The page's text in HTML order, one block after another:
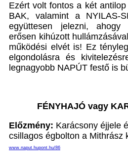
Ezért volt fontos a két
BAK, valamint a NYILAS-
együttesen jelezni,
erősen kihúzott
működési elvét is! Ez
elgondolásra és
legnagyobb NAPÚT festő is
FÉNYHAJÓ vagy
Előzmény: Karácsony éjjele
csillagos égbolton a Mithrász
www.naput.hupont.hu/86